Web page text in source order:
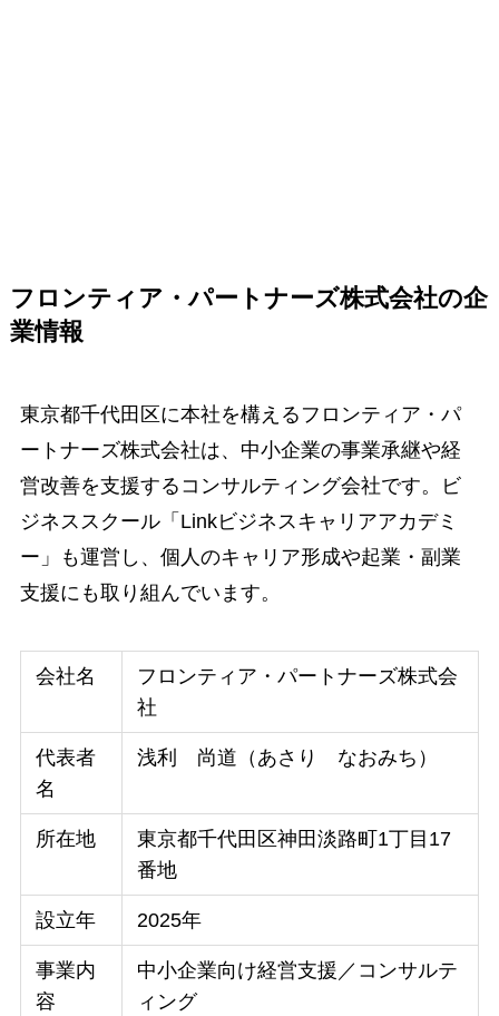
フロンティア・パートナーズ株式会社の企
業情報
東京都千代田区に本社を構えるフロンティア・パ
ートナーズ株式会社は、中小企業の事業承継や経
営改善を支援するコンサルティング会社です。ビ
ジネススクール「Linkビジネスキャリアアカデミ
ー」も運営し、個人のキャリア形成や起業・副業
支援にも取り組んでいます。
会社名
フロンティア・パートナーズ株式会
社
代表者
名
浅利 尚道（あさり なおみち）
所在地
東京都千代田区神田淡路町1丁目17
番地
設立年 2025年
事業内
容
中小企業向け経営支援／コンサルテ
ィング